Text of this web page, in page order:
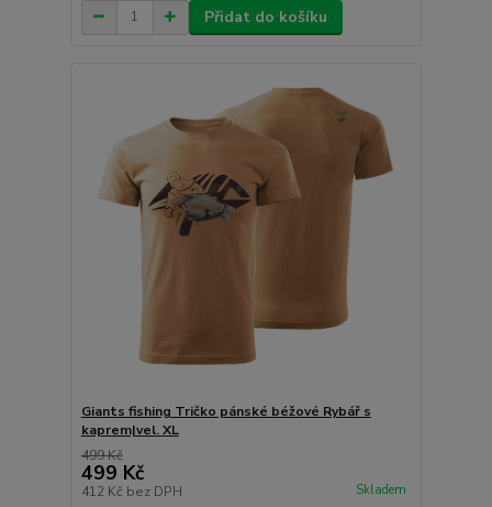
Přidat do košíku
Giants fishing Tričko pánské béžové Rybář s
kaprem|vel. XL
499 Kč
499 Kč
412 Kč bez DPH Skladem